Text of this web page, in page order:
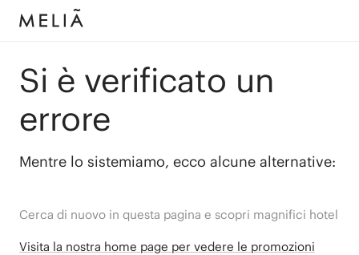
Si è verificato un
errore
Mentre lo sistemiamo, ecco alcune alternative:
Cerca di nuovo in questa pagina e scopri magnifici hotel
Visita la nostra home page per vedere le promozioni